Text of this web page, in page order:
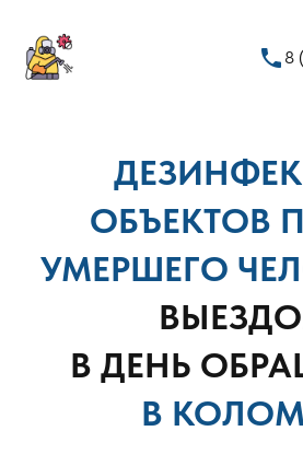
phone 8
ОБЪЕКТОВ
УМЕРШЕГО
В ДЕНЬ
В